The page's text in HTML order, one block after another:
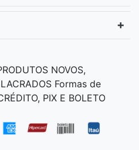
NOVOS,
Formas de
PIX E BOLETO